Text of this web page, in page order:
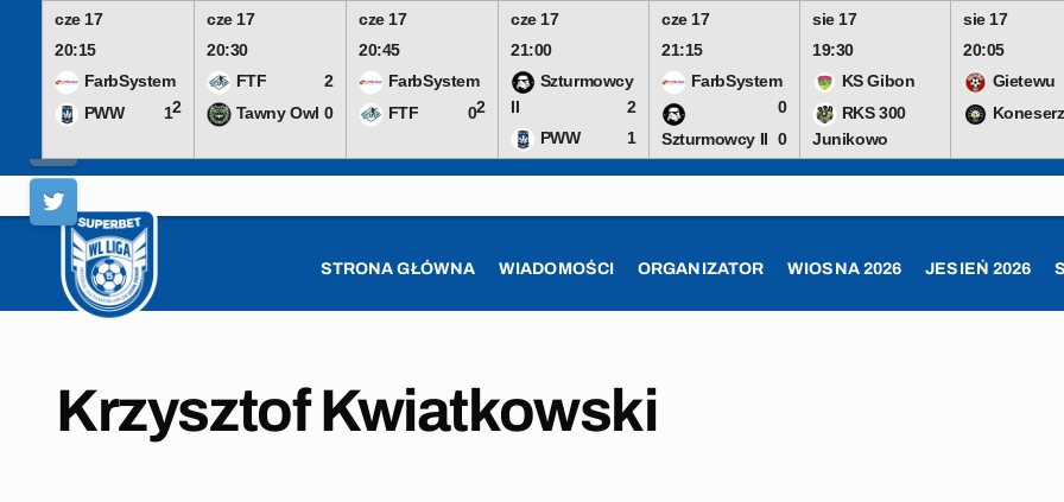
cze 17
20:15
FarbSystem
2
PWW 1
cze 17
20:30
FTF
2
Tawny Owl 0
cze 17
20:45
FarbSystem
2
FTF 0
cze 17
21:00
Szturmowcy
II
2
PWW
1
cze 17
21:15
FarbSystem
0
Szturmowcy II 0
sie 17
19:30
KS Gibon
RKS 300
Junikowo
sie 17
20:05
Gietewu
Skip
content
STRONA GŁÓWNA WIADOMOŚCI ORGANIZATOR WIOSNA 2026 JESIEŃ 2026
Krzysztof Kwiatkowski